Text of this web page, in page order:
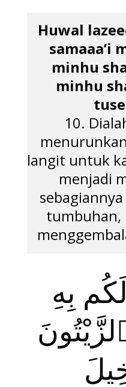
Huwal
samaaa’i
minhu
minhu
10.
langit untuk
menjadi
tumbuhan,
بِهِ